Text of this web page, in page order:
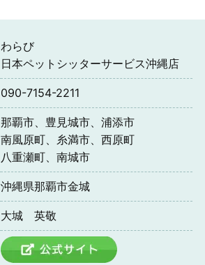
わらび
日本ペットシッターサービス沖縄店
090-7154-2211
那覇市、豊見城市、浦添市
南風原町、糸満市、西原町
八重瀬町、南城市
沖縄県那覇市金城
大城 英敬